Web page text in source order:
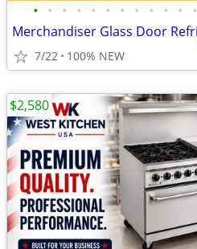
• • • • • • • • • • • •
7/22 100% NEW
$2,580